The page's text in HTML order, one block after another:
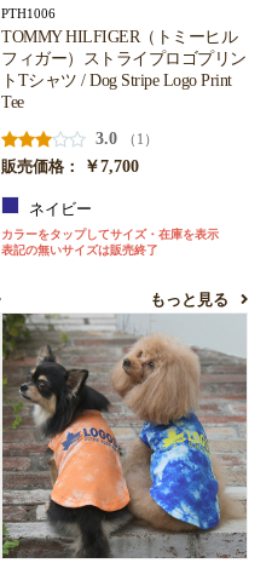
PTH1006
TOMMY HILFIGER（トミーヒル
フィガー）ストライプロゴプリン
トTシャツ / Dog Stripe Logo Print
Tee
3.0
（1）
販売価格：
￥7,700
ネイビー
カラーをタップしてサイズ・在庫を表示
表記の無いサイズは販売終了
もっと見る